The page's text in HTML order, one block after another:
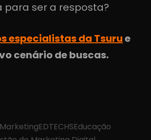
para ser a resposta?
especialistas da Tsurue
cenário de buscas.
EDTECHSEducação